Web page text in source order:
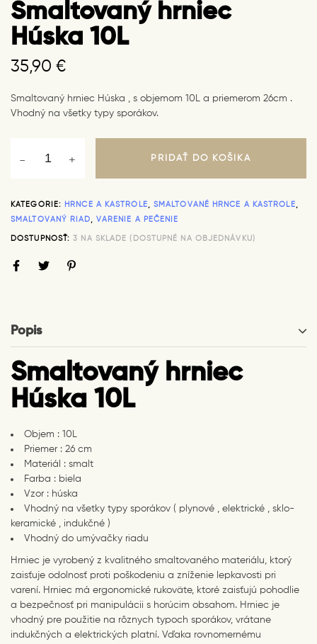
Smaltovaný hrniec
Húska 10L
35,90 €
Smaltovaný hrniec Húska , s objemom 10L a priemerom 26cm .
Vhodný na všetky typy sporákov.
10L
QUANTITY
PRIDAŤ DO KOŠÍKA
KATEGÓRIE: HRNCE A KASTRÓLE, SMALTOVANÉ HRNCE A KASTRÓLE,
SMALTOVANÝ RIAD, VARENIE A PEČENIE
DOSTUPNOSŤ:3 NA SKLADE (DOSTUPNÉ NA OBJEDNÁVKU)
Popis
Smaltovaný hrniec
Húska 10L
Objem : 10L
Priemer : 26 cm
Materiál : smalt
Farba : biela
Vzor : húska
Vhodný na všetky typy sporákov ( plynové , elektrické , sklo-
keramické , indukčné )
Vhodný do umývačky riadu
Hrniec je vyrobený z kvalitného smaltovaného materiálu, ktorý
zaisťuje odolnosť proti poškodeniu a zníženie lepkavosti pri
varení. Hrniec má ergonomické rukoväte, ktoré zaisťujú pohodlie
a bezpečnosť pri manipulácii s horúcim obsahom. Hrniec je
vhodný pre použitie na rôznych typoch sporákov, vrátane
indukčných a elektrických platní. Vďaka rovnomernému